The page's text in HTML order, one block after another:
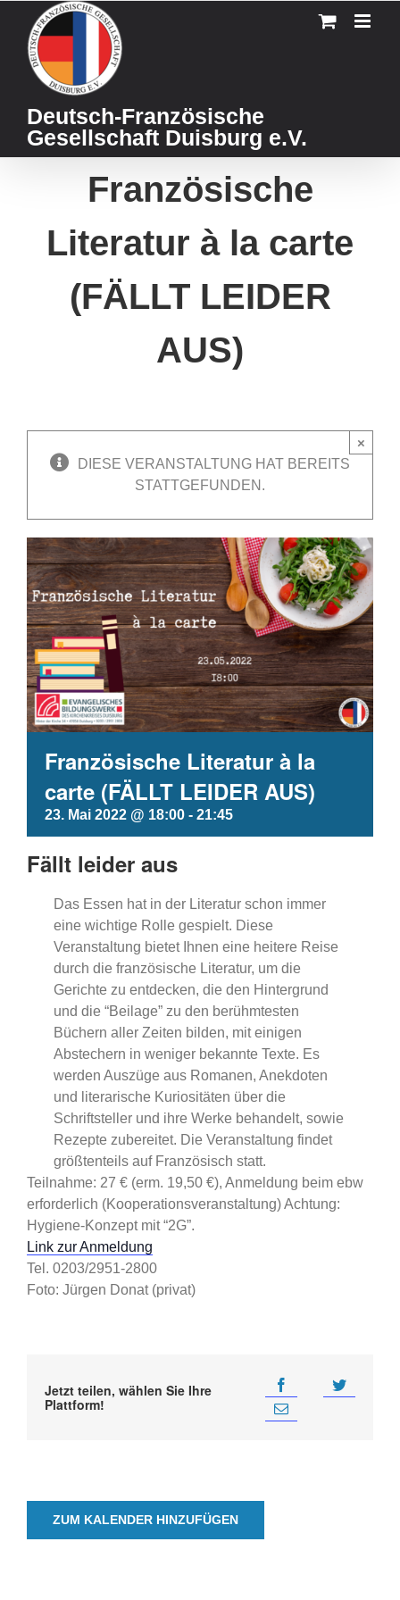
content
Deutsch-Französische
Gesellschaft Duisburg e.V.
Französische
Literatur à la carte
(FÄLLT LEIDER
AUS)
DIESE VERANSTALTUNG HAT BEREITS
STATTGEFUNDEN.
×
Französische Literatur à la
carte (FÄLLT LEIDER AUS)
23. Mai 2022 @ 18:00 - 21:45
Fällt leider aus
Das Essen hat in der Literatur schon immer
eine wichtige Rolle gespielt. Diese
Veranstaltung bietet Ihnen eine heitere Reise
durch die französische Literatur, um die
Gerichte zu entdecken, die den Hintergrund
und die “Beilage” zu den berühmtesten
Büchern aller Zeiten bilden, mit einigen
Abstechern in weniger bekannte Texte. Es
werden Auszüge aus Romanen, Anekdoten
und literarische Kuriositäten über die
Schriftsteller und ihre Werke behandelt, sowie
Rezepte zubereitet. Die Veranstaltung findet
größtenteils auf Französisch statt.
Teilnahme: 27 € (erm. 19,50 €), Anmeldung beim ebw
erforderlich (Kooperationsveranstaltung) Achtung:
Hygiene-Konzept mit “2G”.
Link zur Anmeldung
Tel. 0203/2951-2800
Foto: Jürgen Donat (privat)
Jetzt teilen, wählen Sie Ihre
Plattform!
ZUM KALENDER HINZUFÜGEN